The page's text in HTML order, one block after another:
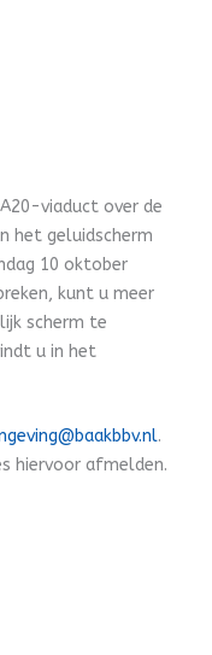
viaduct over de
het geluidscherm
10 oktober
kunt u meer
scherm te
u in het
.
hiervoor afmelden.